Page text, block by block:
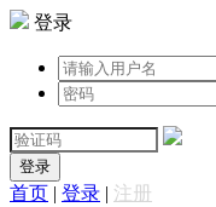
登录
登录
首页 | 登录 | 注册